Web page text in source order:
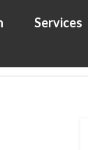
Services